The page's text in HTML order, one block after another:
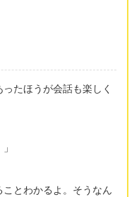
たほうが会話も楽しく
とわかるよ。そうなん